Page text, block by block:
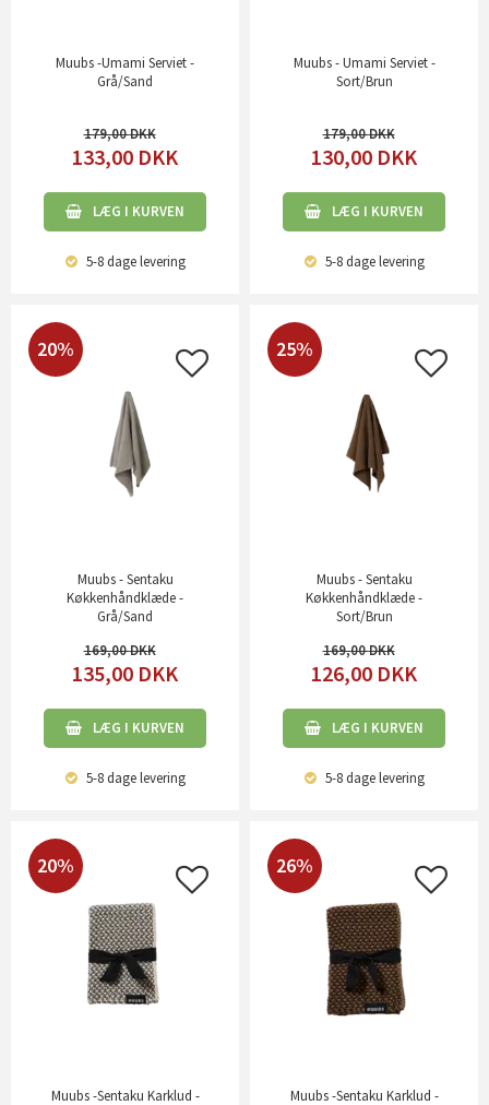
Muubs -Umami Serviet -
Grå/Sand
179,00
133,00 DKK
LÆG I KURVEN
5-8 dagelevering
Muubs - Umami Serviet -
Sort/Brun
179,00
130,00 DKK
LÆG I KURVEN
5-8 dagelevering
20%
Muubs - Sentaku
Køkkenhåndklæde -
Grå/Sand
169,00
135,00 DKK
LÆG I KURVEN
5-8 dagelevering
25%
Muubs - Sentaku
Køkkenhåndklæde -
Sort/Brun
169,00
126,00 DKK
LÆG I KURVEN
5-8 dagelevering
20%
Muubs -Sentaku Karklud -
26%
Muubs -Sentaku Karklud -